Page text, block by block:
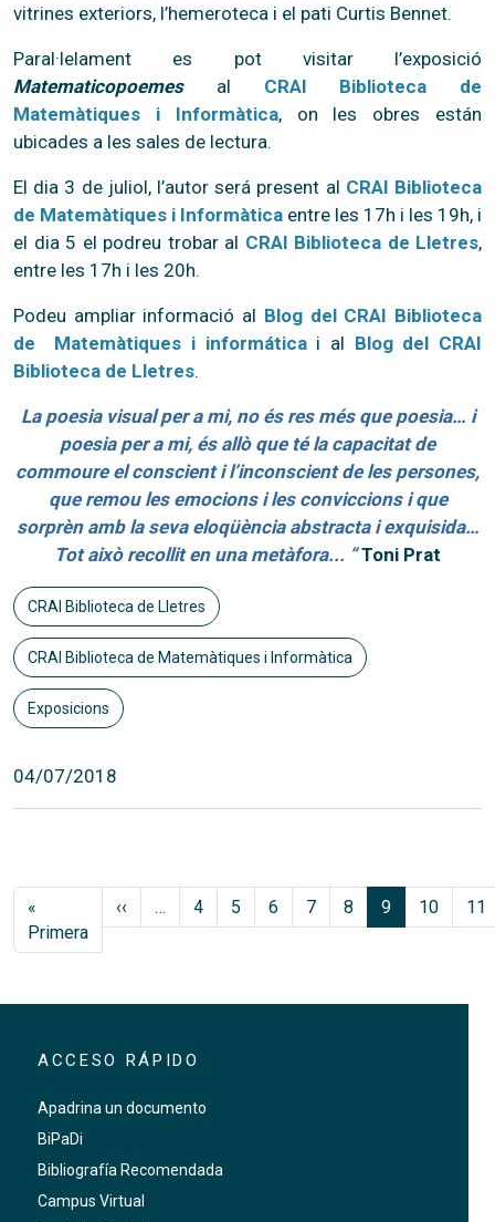
vitrines exteriors, l’hemeroteca i el pati Curtis Bennet.
Paral·lelament es pot visitar l’exposició
Matematicopoemesal CRAI Biblioteca de
Matemàtiques i Informàtica, on les obres están
ubicades a les sales de lectura.
El dia 3 de juliol, l’autor será present al CRAI Biblioteca
de Matemàtiques i Informàtica entre les 17h i les 19h, i
el dia 5 el podreu trobar al CRAI Biblioteca de Lletres,
entre les 17h i les 20h.
Podeu ampliar informació al Blog del CRAI Biblioteca
de Matemàtiques i informáticai al Blog del CRAI
Biblioteca de Lletres.
La poesia visual per a mi, no és res més que poesia… i
poesia per a mi, és allò que té la capacitat de
commoure el conscient i l’inconscient de les persones,
que remou les emocions i les conviccions i que
sorprèn amb la seva eloqüència abstracta i exquisida…
Tot això recollit en una metàfora... “Toni Prat
CRAI Biblioteca de Lletres
CRAI Biblioteca de Matemàtiques i Informàtica
Exposicions
04/07/2018
Paginación
«
PrimeraPrimera página
‹‹ Página anterior
… 4 5 6 7 8 9 10 11
ACCESO RÁPIDO
Apadrina un documento
BiPaDi
Bibliografía Recomendada
Campus Virtual